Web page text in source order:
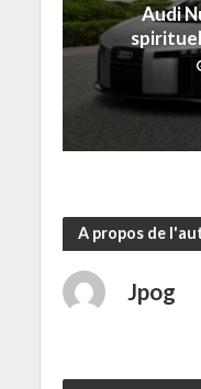
e
n
ê
t
e
Audi
A propos de
Jpog